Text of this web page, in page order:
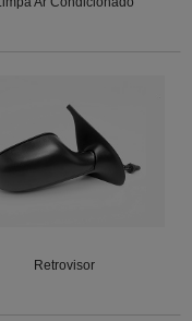
Retrovisor